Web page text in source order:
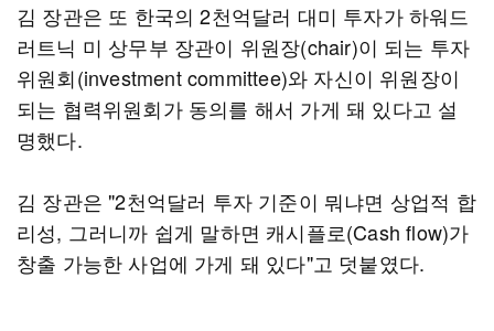
김 장관은 또 한국의 2천억달러 대미 투자가 하워드
러트닉 미 상무부 장관이 위원장(chair)이 되는 투자
위원회(investment committee)와 자신이 위원장이
되는 협력위원회가 동의를 해서 가게 돼 있다고 설
명했다.
김 장관은 "2천억달러 투자 기준이 뭐냐면 상업적 합
리성, 그러니까 쉽게 말하면 캐시플로(Cash flow)가
창출 가능한 사업에 가게 돼 있다"고 덧붙였다.